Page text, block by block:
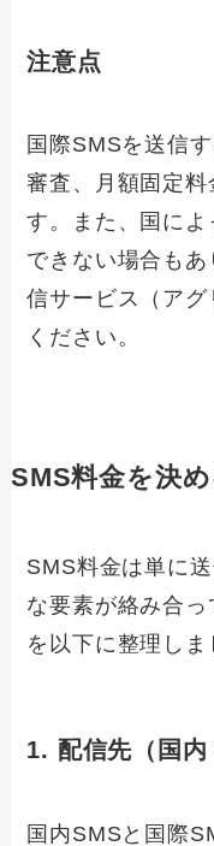
注意点
国際SMSを送信
審査、月額固定
す。また、国に
できない場合も
信サービス（ア
ください。
SMS料金を決
SMS料金は単に
な要素が絡み合
を以下に整理しま
1. 配信先（国内
国内SMSと国際